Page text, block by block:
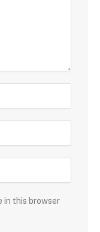
in this browser